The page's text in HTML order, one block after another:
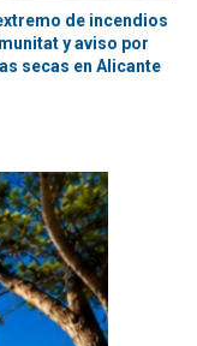
de incendios
y aviso por
secas en Alicante